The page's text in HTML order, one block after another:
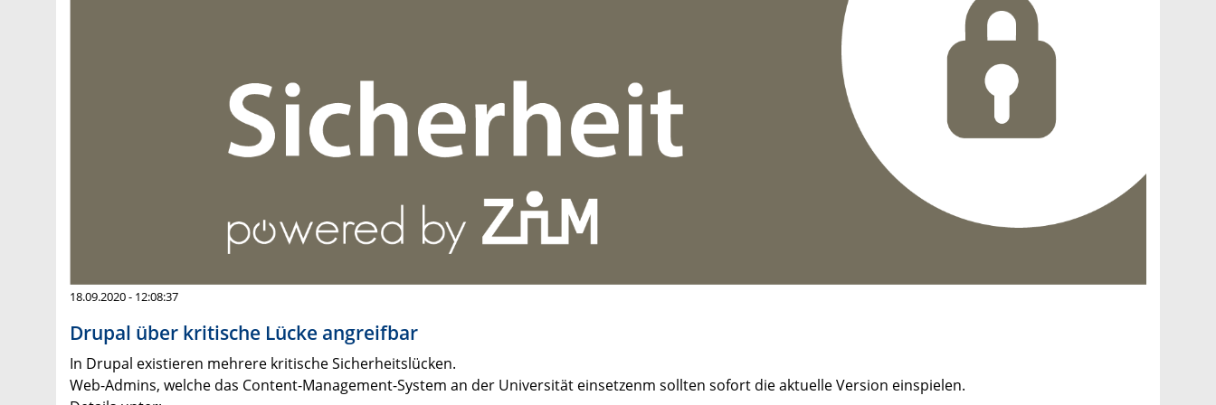
18.09.2020 - 12:08:37
Drupal über kritische Lücke angreifbar
In Drupal existieren mehrere kritische Sicherheitslücken.
Web-Admins, welche das Content-Management-System an der Universität einsetzenm sollten sofort die aktuelle Version einspielen.